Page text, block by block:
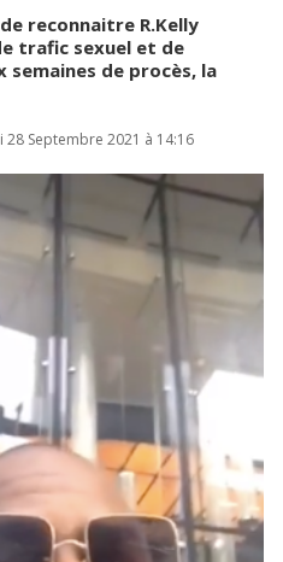
reconnaitre R.Kelly
trafic sexuel et de
de procès, la
Septembre 2021 à 14:16